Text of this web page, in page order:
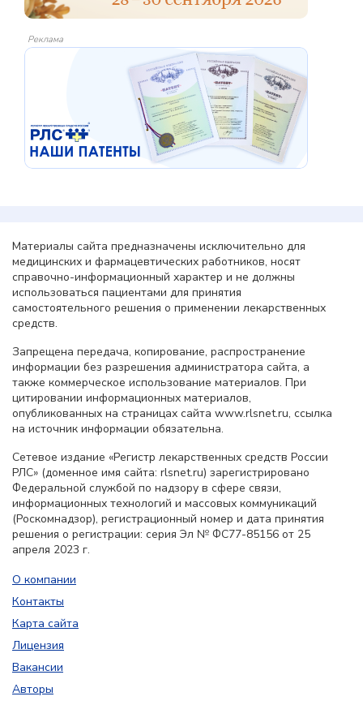
Реклама
Материалы сайта предназначены исключительно для
медицинских и фармацевтических работников, носят
справочно-информационный характер и не должны
использоваться пациентами для принятия
самостоятельного решения о применении лекарственных
средств.
Запрещена передача, копирование, распространение
информации без разрешения администратора сайта, а
также коммерческое использование материалов. При
цитировании информационных материалов,
опубликованных на страницах сайта www.rlsnet.ru, ссылка
на источник информации обязательна.
Сетевое издание «Регистр лекарственных средств России
РЛС» (доменное имя сайта: rlsnet.ru) зарегистрировано
Федеральной службой по надзору в сфере связи,
информационных технологий и массовых коммуникаций
(Роскомнадзор), регистрационный номер и дата принятия
решения о регистрации: серия Эл № ФС77-85156 от 25
апреля 2023 г.
О компании
Контакты
Карта сайта
Лицензия
Вакансии
Авторы